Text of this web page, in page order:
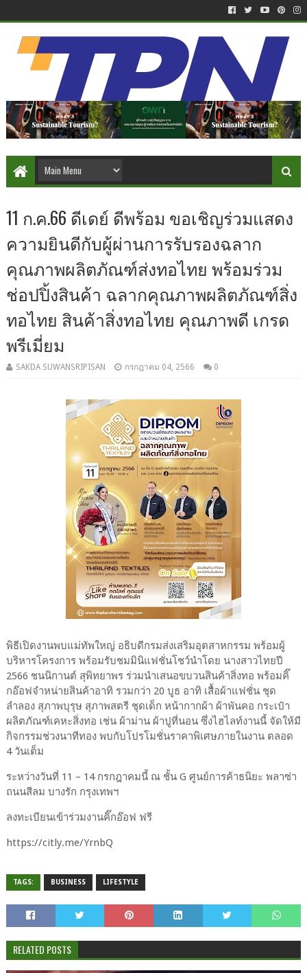
11 ก.ค.66 ดีเดย์ ดีพร้อม ขอเชิญร่วมแสดง
ความยินดีกับผู้ผ่านการรับรองฉลาก
คุณภาพผลิตภัณฑ์ส่งทอไทย พร้อมร่วม
ช่อปปิ้งสินค้า ฉลากคุณภาพผลิตภัณฑ์สิ่ง
ทอไทย สินค้าสิ่งทอไทย คุณภาพดี เกรด
พรีเมี่ยม
SAKDA SUWANSRIPISAN กรกฎาคม 04, 2566 0
พิธีเปิดงานพบแม่ทัพใหญ่ อธิบดีกรมส่งเสริมอุตสาหกรรม พร้อมผู้
บริหารโครงการ พร้อมรับชมมินิแฟชั่นโชว์นำโดย นางสาวไทยปี
2566 ชนนิกานต์ สุพิทยาพร ร่วมนำเสนอขบวนสินค้าสิ่งทอ พร้อมคิ๊
กอ๊อฟจำหน่ายสินค้าอาทิ รวมกว่า 20 บูธ อาทิ เสื้อผ้าแฟชั่น ชุด
ลำลอง สุภาพบุรุษ สุภาพสตรี ชุดเด็ก หน้ากากผ้า ผ้าพันคอ กระเป๋า
ผลิตภัณฑ์เคหะสิ่งทอ เช่น ผ้าม่าน ผ้าปูที่นอน ซึ่งไฮไลท์งานนี้ จัดให้มี
กิจกรรมช่วงนาทีทอง พบกับโปรโมชั่นราคาพิเศษภายในงาน ตลอด
4 วันเต็ม
ระหว่างวันที่ 11 – 14 กรกฎาคมนี้ ณ ชั้น G ศูนย์การค้าธนิยะ พลาซ่า
ถนนสีลม บางรัก กรุงเทพฯ
ลงทะเบียนเข้าร่วมงานคิ๊กอ๊อฟ ฟรี
https://citly.me/YrnbQ
TAGS: BUSINESS LIFESTYLE
RELATED POSTS